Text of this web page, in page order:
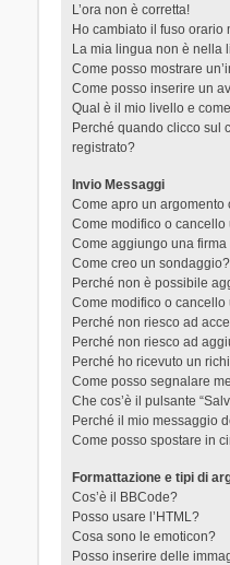
L’ora non è corretta!
Ho cambiato il fuso orario
La mia lingua non è nella
Come posso mostrare
Come posso inserire un
Qual è il mio livello e
Perché quando clicco sul
registrato?
Invio Messaggi
Come apro un argomento
Come modifico o cancello
Come aggiungo una
Come creo un sondaggio?
Perché non è possibile
Come modifico o
Perché non riesco ad
Perché non riesco ad
Perché ho ricevuto un
Come posso segnalare
Che cos’è il pulsante
Perché il mio messaggio
Come posso spostare in
Formattazione e tipi di
Cos’è il BBCode?
Posso usare l’HTML?
Cosa sono le emoticon?
Posso inserire delle